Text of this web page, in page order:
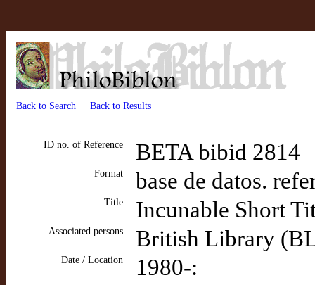
Back to Search Back to Results
ID no. of Reference BETA bibid 2814
Format base de datos.
Title Incunable Short
Associated persons British Library
Date / Location 1980-: